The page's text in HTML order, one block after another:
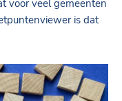
voor veel gemeenten
is dat